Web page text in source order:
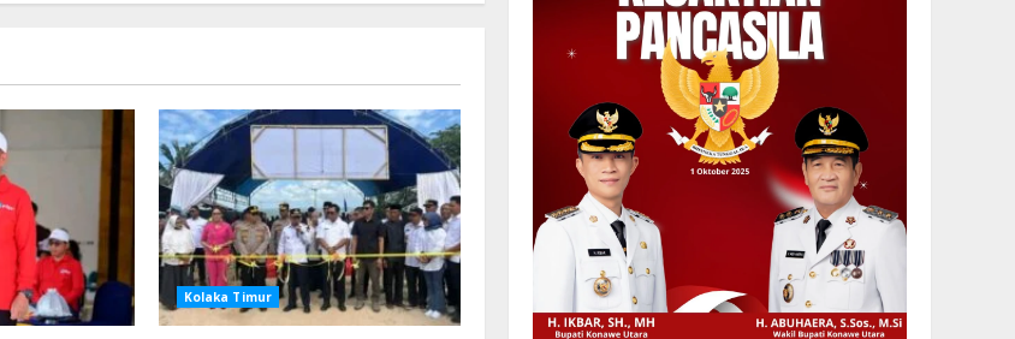
Kolaka Timur